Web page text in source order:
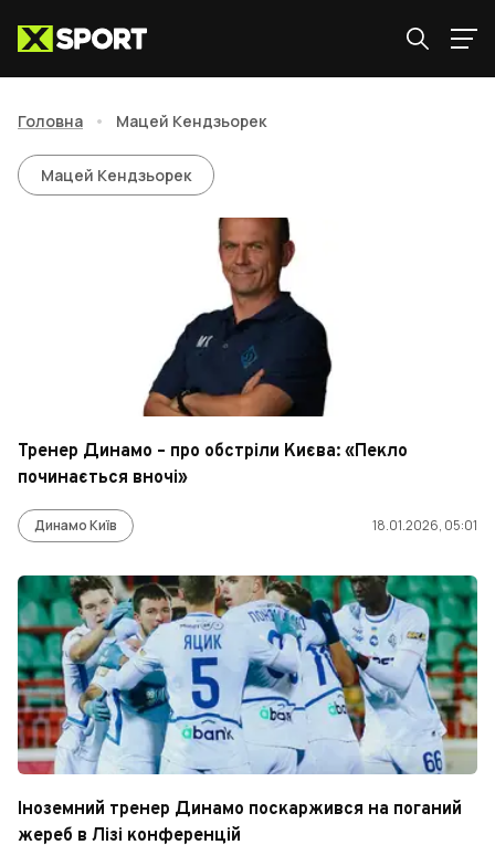
Головна • Мацей Кендзьорек
Мацей Кендзьорек
Мацей Кендзьорек
Тренер Динамо – про обстріли Києва: «Пекло
починається вночі»
Динамо Київ 18.01.2026, 05:01
Іноземний тренер Динамо поскаржився на поганий
жереб в Лізі конференцій